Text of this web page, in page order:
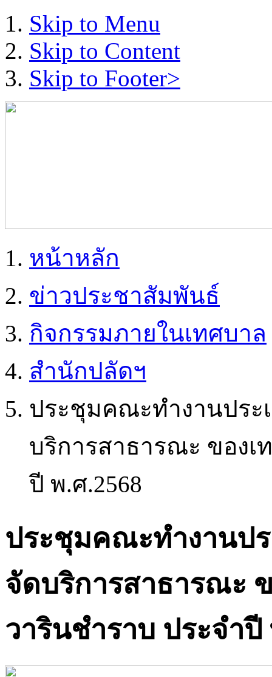
Skip to Menu
Skip to Content
Skip to Footer>
หน้าหลัก
ข่าวประชาสัมพันธ์
กิจกรรมภายในเทศบาล
สำนักปลัดฯ
ประชุมคณะทำงานประ
บริการสาธารณะ ของเ
ปี พ.ศ.2568
ประชุมคณะทำงานป
จัดบริการสาธารณะ
วารินชำราบ ประจำปี